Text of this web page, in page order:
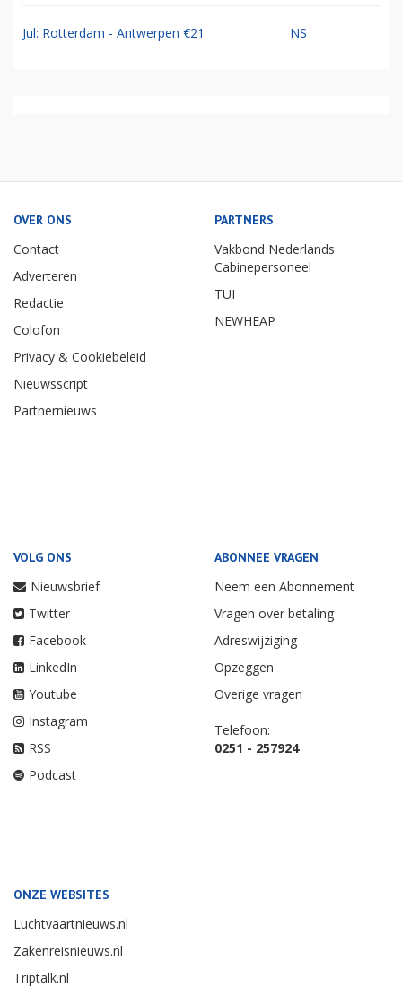
Jul: Rotterdam - Antwerpen €21 NS
OVER ONS
Contact
Adverteren
Redactie
Colofon
Privacy & Cookiebeleid
Nieuwsscript
Partnernieuws
PARTNERS
Vakbond Nederlands
Cabinepersoneel
TUI
NEWHEAP
VOLG ONS
Nieuwsbrief
Twitter
Facebook
LinkedIn
Youtube
Instagram
RSS
Podcast
ABONNEE VRAGEN
Neem een Abonnement
Vragen over betaling
Adreswijziging
Opzeggen
Overige vragen
Telefoon:
0251 - 257924
ONZE WEBSITES
Luchtvaartnieuws.nl
Zakenreisnieuws.nl
Triptalk.nl